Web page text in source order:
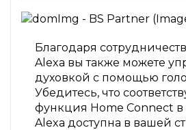
Благодаря
Alexa вы также можете
духовкой с помощью
Убедитесь, что
функция Home Connect
Alexa доступна в вашей